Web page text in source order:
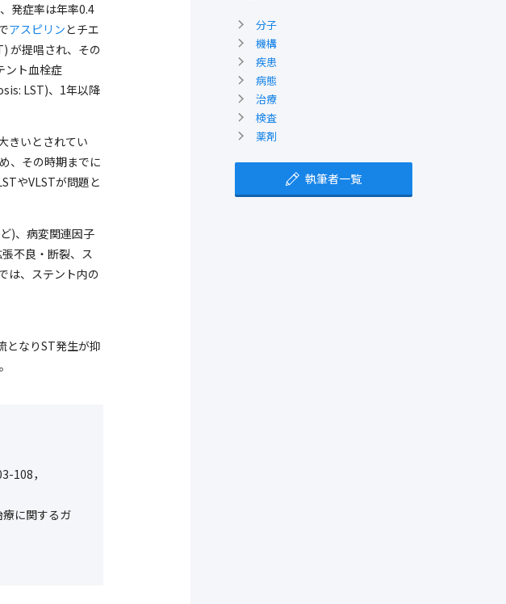
発症率は年率0.4
アスピリンとチエ
が提唱され、その
ント血栓症
LST)、1年以降
きいとされてい
、その時期までに
やVLSTが問題と
)、病変関連因子
不良・断裂、ス
は、ステント内の
となりST発生が抑
108，
に関するガ
分子
機構
疾患
病態
治療
検査
薬剤
執筆者一覧